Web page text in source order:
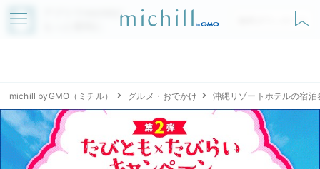
アプリでmichillが
無料ダウンロード
michill byGMO（ミチル） グルメ・おでかけ 沖縄リゾートホテルの宿